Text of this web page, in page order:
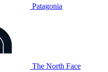
Patagonia
The North Face